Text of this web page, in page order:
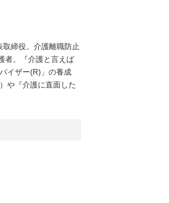
締役。介護離職防止
者。『介護と言えば
イザー(R)」の養成
や『介護に直面した